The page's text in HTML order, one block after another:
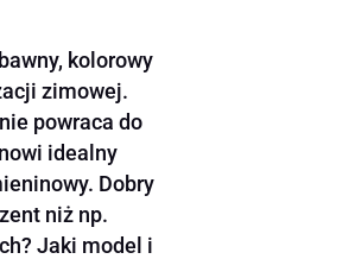
kolorowy
zimowej.
powraca do
idealny
Dobry
niż np.
Jaki model i